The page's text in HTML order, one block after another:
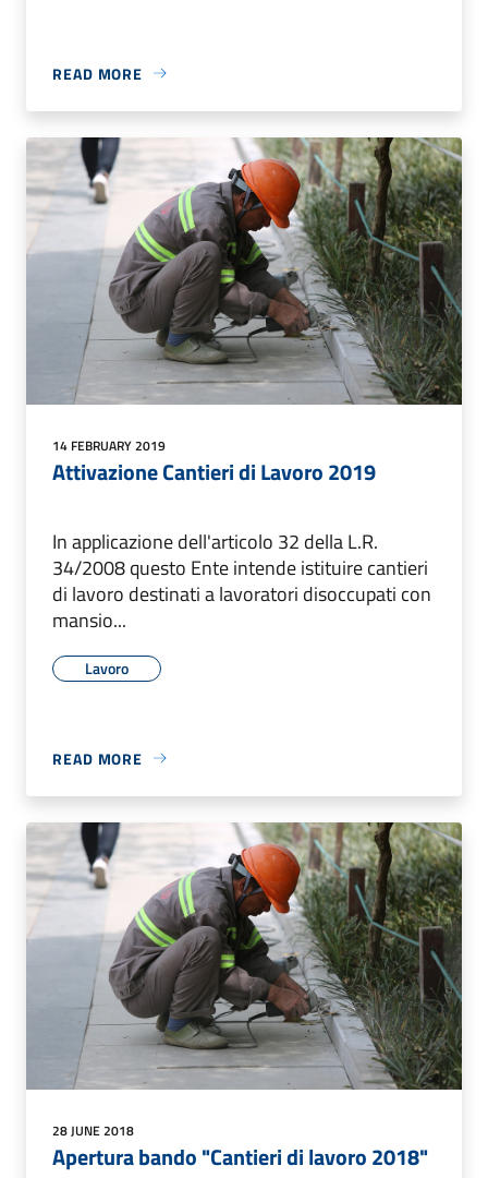
READ MORE
14 FEBRUARY 2019
Attivazione Cantieri di Lavoro 2019
In applicazione dell'articolo 32 della L.R.
34/2008 questo Ente intende istituire cantieri
di lavoro destinati a lavoratori disoccupati con
mansio...
Lavoro
READ MORE
28 JUNE 2018
Apertura bando "Cantieri di lavoro 2018"